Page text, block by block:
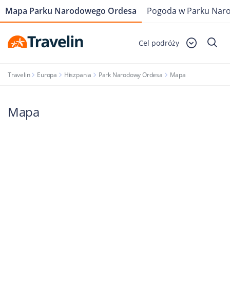
Cel podróży
Travelin Europa Hiszpania Park Narodowy Ordesa Mapa
Mapa Parku Narodowego Ordesa Pogoda w Parku
Mapa